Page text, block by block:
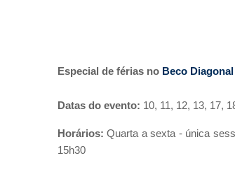
Especial de férias no Beco Diagonal
Datas do evento: 10, 11, 12, 13, 17,
Horários:Quarta a sexta - única
15h30